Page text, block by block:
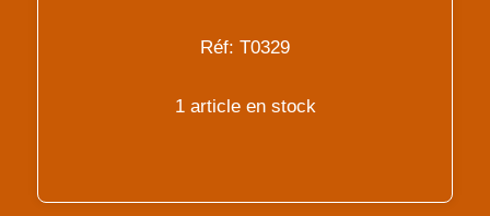
Réf: T0329
1 article en stock